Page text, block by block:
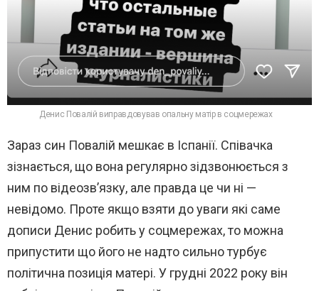
Денис Повалій виправдовував опальну матір в соцмережах
Зараз син Повалій мешкає в Іспанії. Співачка
зізнається, що вона регулярно зідзвонюється з
ним по відеозв’язку, але правда це чи ні —
невідомо. Проте якщо взяти до уваги які саме
дописи Денис робить у соцмережах, то можна
припустити що його не надто сильно турбує
політична позиція матері. У грудні 2022 року він